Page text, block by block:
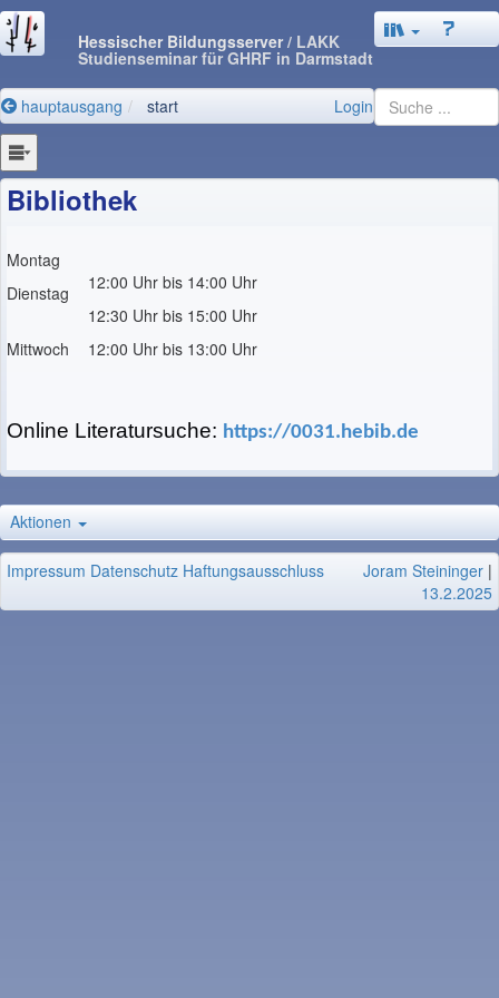
Hessischer Bildungsserver/ LAKK
Studienseminar für GHRF in Darmstadt
hauptausgang start Login
Bibliothek
Montag
Dienstag
Mittwoch
12:00 Uhr bis 14:00 Uhr
12:30 Uhr bis 15:00 Uhr
12:00 Uhr bis 13:00 Uhr
Online Literatursuche: https://0031.hebib.de
Aktionen
Impressum Datenschutz Haftungsausschluss Joram Steininger |
13.2.2025